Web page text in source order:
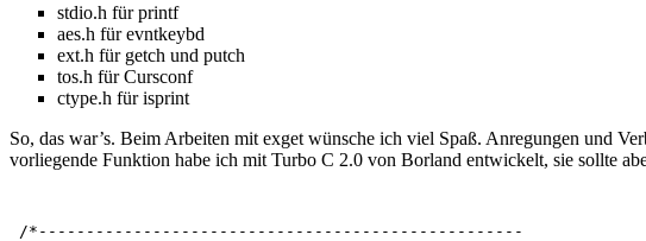
stdio.h für printf
aes.h für evntkeybd
ext.h für getch und putch
tos.h für Cursconf
ctype.h für isprint
So, das war’s. Beim Arbeiten mit exget wünsche ich viel Spaß. Anregungen und
vorliegende Funktion habe ich mit Turbo C 2.0 von Borland entwickelt, sie sollte
/*---------------------------------------------------